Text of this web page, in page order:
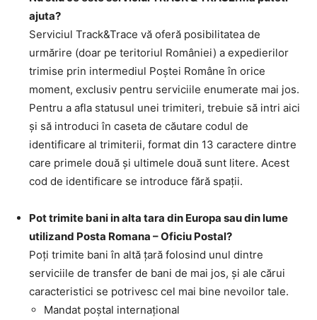
ajuta?
Serviciul Track&Trace vă oferă posibilitatea de
urmărire (doar pe teritoriul României) a expedierilor
trimise prin intermediul Poştei Române în orice
moment, exclusiv pentru serviciile enumerate mai jos.
Pentru a afla statusul unei trimiteri, trebuie să intri aici
şi să introduci în caseta de căutare codul de
identificare al trimiterii, format din 13 caractere dintre
care primele două şi ultimele două sunt litere. Acest
cod de identificare se introduce fără spaţii.
Pot trimite bani in alta tara din Europa sau din lume
utilizand Posta Romana – Oficiu Postal?
Poţi trimite bani în altă ţară folosind unul dintre
serviciile de transfer de bani de mai jos, şi ale cărui
caracteristici se potrivesc cel mai bine nevoilor tale.
Mandat poştal internaţional